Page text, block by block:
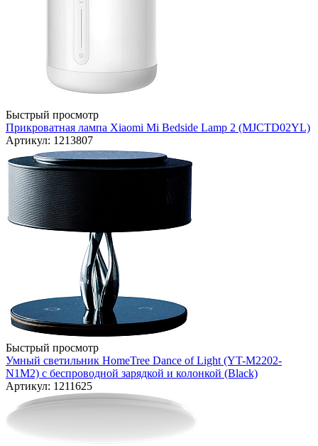
Быстрый просмотр
Прикроватная лампа Xiaomi Mi Bedside Lamp 2 (MJCTD02YL)
Артикул: 1213807
Быстрый просмотр
Умный светильник HomeTree Dance of Light (YT-M2202-
N1M2) с беспроводной зарядкой и колонкой (Black)
Артикул: 1211625